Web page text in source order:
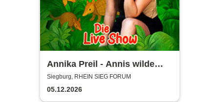
Annika Preil - Annis wilde
Tierabenteuer
Siegburg, RHEIN SIEG FORUM
05.12.2026